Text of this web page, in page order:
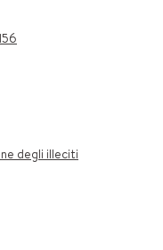
degli illeciti